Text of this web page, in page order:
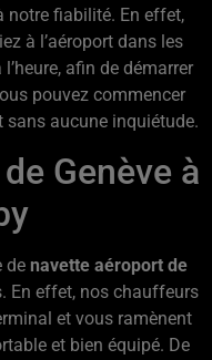
notre fiabilité. En effet,
à l’aéroport dans les
afin de démarrer
pouvez commencer
aucune inquiétude.
Genève à
de navette aéroport de
En effet, nos chauffeurs
et vous ramènent
et bien équipé. De